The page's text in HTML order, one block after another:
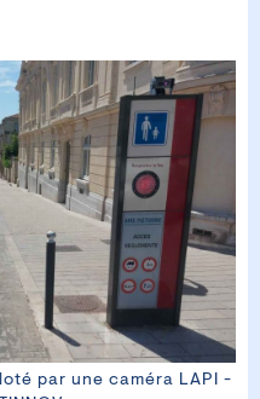
par une caméra LAPI -